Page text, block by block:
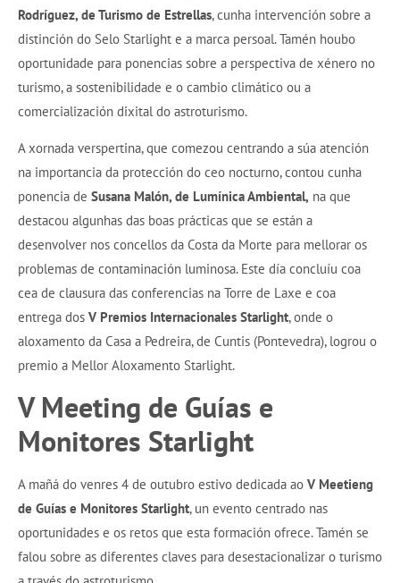
Rodríguez, de Turismo de Estrellas, cunha intervención sobre a
distinción do Selo Starlight e a marca persoal. Tamén houbo
oportunidade para ponencias sobre a perspectiva de xénero no
turismo, a sostenibilidade e o cambio climático ou a
comercialización dixital do astroturismo.
A xornada verspertina, que comezou centrando a súa atención
na importancia da protección do ceo nocturno, contou cunha
ponencia de Susana Malón, de Lumínica Ambiental, na que
destacou algunhas das boas prácticas que se están a
desenvolver nos concellos da Costa da Morte para mellorar os
problemas de contaminación luminosa. Este día concluíu coa
cea de clausura das conferencias na Torre de Laxe e coa
entrega dos V Premios Internacionales Starlight, onde o
aloxamento da Casa a Pedreira, de Cuntis (Pontevedra), logrou o
premio a Mellor Aloxamento Starlight.
V Meeting de Guías e
Monitores Starlight
A mañá do venres 4 de outubro estivo dedicada ao V Meetieng
de Guías e Monitores Starlight, un evento centrado nas
oportunidades e os retos que esta formación ofrece. Tamén se
falou sobre as diferentes claves para desestacionalizar o turismo